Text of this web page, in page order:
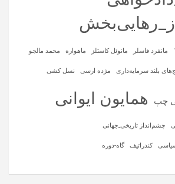
مانفرد فاسلر مانوئل کاستلز ماهواره‌ محمد مالجو
بلند سرمایه‌داری مژده ارسی نسل کشی
چپ همایون ایوانی
چشم‌انداز تاریخی‌ـ‌جهانی
کندراتیف گاه-دوره